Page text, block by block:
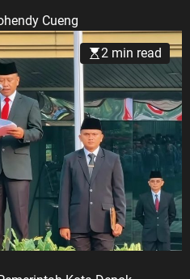
Cueng
2 min read